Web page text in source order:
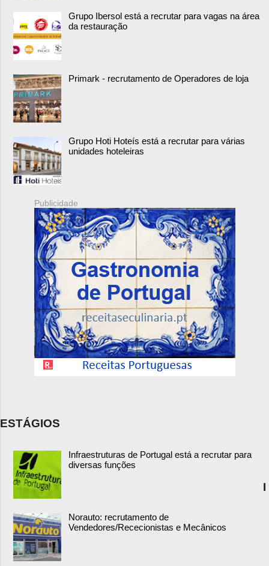
Grupo Ibersol está a recrutar para vagas na área
da restauração
Primark - recrutamento de Operadores de loja
Grupo Hoti Hoteís está a recrutar para várias
unidades hoteleiras
Publicidade
ESTÁGIOS
Infraestruturas de Portugal está a recrutar para
diversas funções
Norauto: recrutamento de
Vendedores/Rececionistas e Mecânicos
I